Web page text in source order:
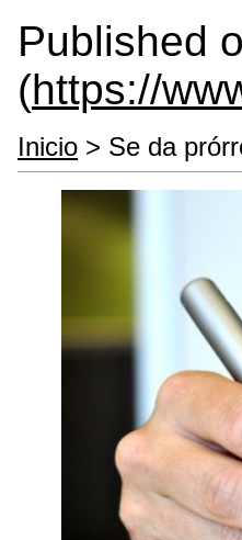
Published
(https://
Inicio > Se da